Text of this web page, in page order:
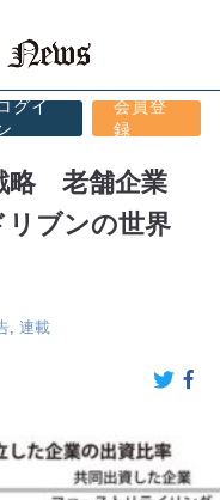
グイ
会員登
録
略 老舗企業
リブンの世界
,連載